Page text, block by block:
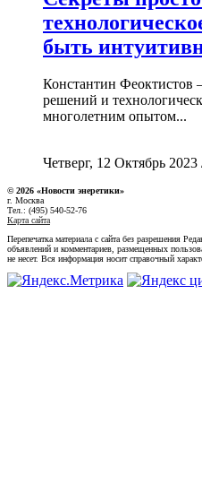
быть
Константин Феоктистов
решений и
многолетним опытом...
Четверг, 12 Октябрь 2023
© 2026 «Новости энеретики»
г. Москва
Тел.: (495) 540-52-76
Карта сайта
Перепечатка материала с сайта без разрешения
объявлений и комментариев, размещенных
не несет. Вся информация носит справочный